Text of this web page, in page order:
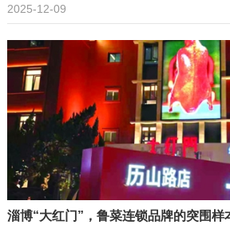
2025-12-09
淄博“大红门”，鲁菜连锁品牌的突围样